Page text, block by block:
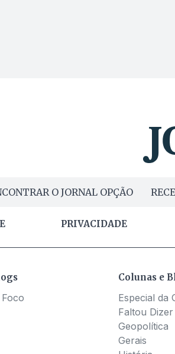
O JORNAL OPÇÃO
PRIVACIDADE
Colunas e
Especial da
Faltou Dizer
Geopolítica
Gerais